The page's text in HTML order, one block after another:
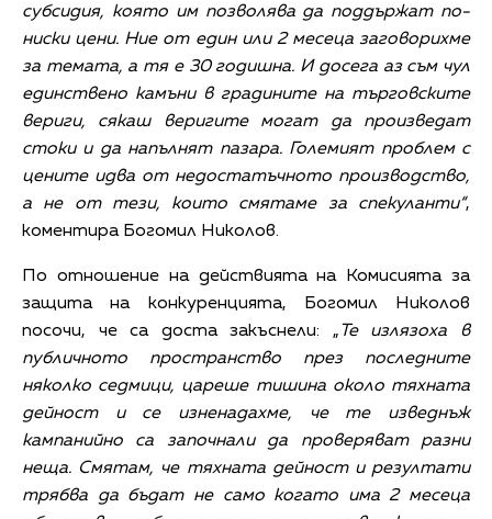
субсидия, която им позволява да поддържат по-
ниски цени. Ние от един или 2 месеца заговорихме
за темата, а тя е 30 годишна. И досега аз съм чул
единствено камъни в градините на търговските
вериги, сякаш веригите могат да произведат
стоки и да напълнят пазара. Големият проблем с
цените идва от недостатъчното производство,
а не от тези, които смятаме за спекуланти“,
коментира Богомил Николов.
По отношение на действията на Комисията за
защита на конкуренцията, Богомил Николов
посочи, че са доста закъснели: „ Те излязоха в
публичното пространство през последните
няколко седмици, цареше тишина около тяхната
дейност и се изненадахме, че те изведнъж
кампанийно са започнали да проверяват разни
неща. Смятам, че тяхната дейност и резултати
трябва да бъдат не само когато има 2 месеца